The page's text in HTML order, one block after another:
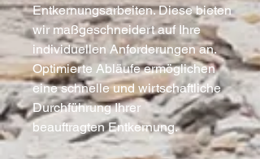
Entkernungsarbeiten. Diese bieten
wir maßgeschneidert auf Ihre
individuellen Anforderungen an.
Optimierte Abläufe ermöglichen
eine schnelle und wirtschaftliche
Durchführung Ihrer
beauftragten Entkernung.